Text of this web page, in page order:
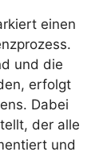
einen
und die
erfolgt
Dabei
der alle
und